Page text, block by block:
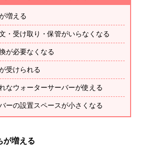
増える
・受け取り・保管がいらなくなる
が必要なくなる
受けられる
なウォーターサーバーが使える
ーの設置スペースが小さくなる
が増える